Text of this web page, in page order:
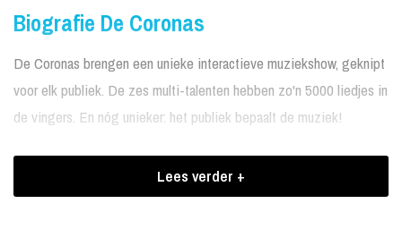
Biografie De Coronas
De Coronas brengen een unieke interactieve muziekshow, geknipt
voor elk publiek. De zes multi-talenten hebben zo'n 5000 liedjes in
de vingers. En nóg unieker: het publiek bepaalt de muziek!
Stand-up Pop
De Coronas maken muziek met een vleugje humor. Ze dagen het
Lees verder +